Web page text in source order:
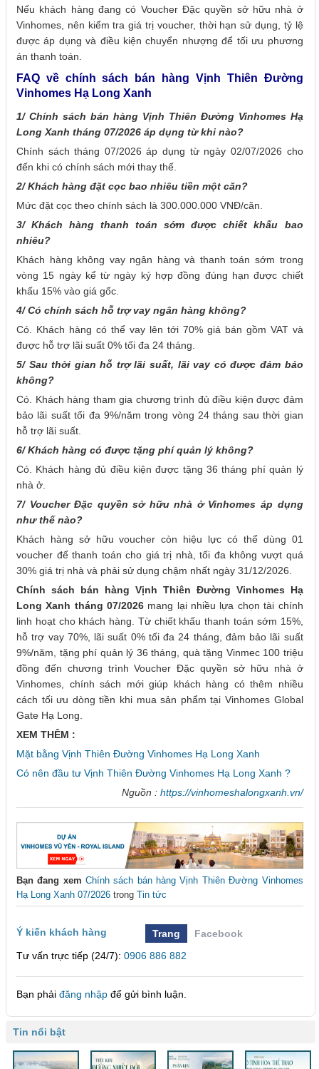
Nếu khách hàng đang có Voucher Đặc quyền sở hữu nhà ở
Vinhomes, nên kiểm tra giá trị voucher, thời hạn sử dụng, tỷ lệ
được áp dụng và điều kiện chuyển nhượng để tối ưu phương
án thanh toán.
FAQ về chính sách bán hàng Vịnh Thiên Đường
Vinhomes Hạ Long Xanh
1/ Chính sách bán hàng Vịnh Thiên Đường Vinhomes Hạ
Long Xanh tháng 07/2026 áp dụng từ khi nào?
Chính sách tháng 07/2026 áp dụng từ ngày 02/07/2026 cho
đến khi có chính sách mới thay thế.
2/ Khách hàng đặt cọc bao nhiêu tiền một căn?
Mức đặt cọc theo chính sách là 300.000.000 VNĐ/căn.
3/ Khách hàng thanh toán sớm được chiết khấu bao
nhiêu?
Khách hàng không vay ngân hàng và thanh toán sớm trong
vòng 15 ngày kể từ ngày ký hợp đồng đúng hạn được chiết
khấu 15% vào giá gốc.
4/ Có chính sách hỗ trợ vay ngân hàng không?
Có. Khách hàng có thể vay lên tới 70% giá bán gồm VAT và
được hỗ trợ lãi suất 0% tối đa 24 tháng.
5/ Sau thời gian hỗ trợ lãi suất, lãi vay có được đảm bảo
không?
Có. Khách hàng tham gia chương trình đủ điều kiện được đảm
bảo lãi suất tối đa 9%/năm trong vòng 24 tháng sau thời gian
hỗ trợ lãi suất.
6/ Khách hàng có được tặng phí quản lý không?
Có. Khách hàng đủ điều kiện được tặng 36 tháng phí quản lý
nhà ở.
7/ Voucher Đặc quyền sở hữu nhà ở Vinhomes áp dụng
như thế nào?
Khách hàng sở hữu voucher còn hiệu lực có thể dùng 01
voucher để thanh toán cho giá trị nhà, tối đa không vượt quá
30% giá trị nhà và phải sử dụng chậm nhất ngày 31/12/2026.
Chính sách bán hàng Vịnh Thiên Đường Vinhomes Hạ
Long Xanh tháng 07/2026 mang lại nhiều lựa chọn tài chính
linh hoạt cho khách hàng. Từ chiết khấu thanh toán sớm 15%,
hỗ trợ vay 70%, lãi suất 0% tối đa 24 tháng, đảm bảo lãi suất
9%/năm, tặng phí quản lý 36 tháng, quà tặng Vinmec 100 triệu
đồng đến chương trình Voucher Đặc quyền sở hữu nhà ở
Vinhomes, chính sách mới giúp khách hàng có thêm nhiều
cách tối ưu dòng tiền khi mua sản phẩm tại Vinhomes Global
Gate Hạ Long.
XEM THÊM :
Mặt bằng Vịnh Thiên Đường Vinhomes Hạ Long Xanh
Có nên đầu tư Vịnh Thiên Đường Vinhomes Hạ Long Xanh ?
Nguồn : https://vinhomeshalongxanh.vn/
Bạn đang xem Chính sách bán hàng Vịnh Thiên Đường Vinhomes
Hạ Long Xanh 07/2026 trong Tin tức
Ý kiến khách hàng Trang
Facebook
Tư vấn trực tiếp (24/7): 0906 886 882
Bạn phải đăng nhập để gửi bình luận.
Tin nổi bật